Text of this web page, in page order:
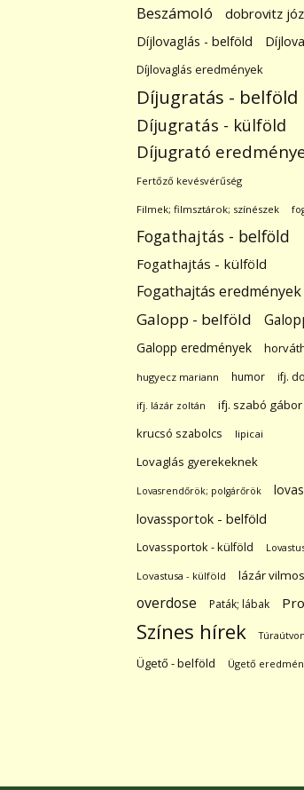
Beszámoló dobrovitz
Díjlovaglás - belföld
Díjlovaglás eredmények
Díjugratás - belföld
Díjugratás - külföld
Díjugrató
Fertőző kevésvérűség
Filmek; filmsztárok; színészek
Fogathajtás - belföld
Fogathajtás - külföld
Fogathajtás eredmények
Galopp - belföld
Galopp eredmények
hugyecz mariann humor ifj.
ifj. lázár zoltán ifj. szabó gábor
krucsó szabolcs lipicai
Lovaglás gyerekeknek
Lovasrendőrök; polgárőrök
lovassportok - belföld
Lovassportok - külföld
Lovastusa - külföld lázár vilmos
overdose Paták; lábak
Színes hírek
Ügető - belföld Ügető